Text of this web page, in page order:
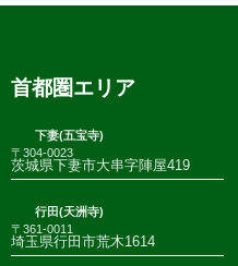
首都圏エリア
下妻(五宝寺)
〒304-0023
茨城県下妻市大串字陣屋419
行田(天洲寺)
〒361-0011
埼玉県行田市荒木1614